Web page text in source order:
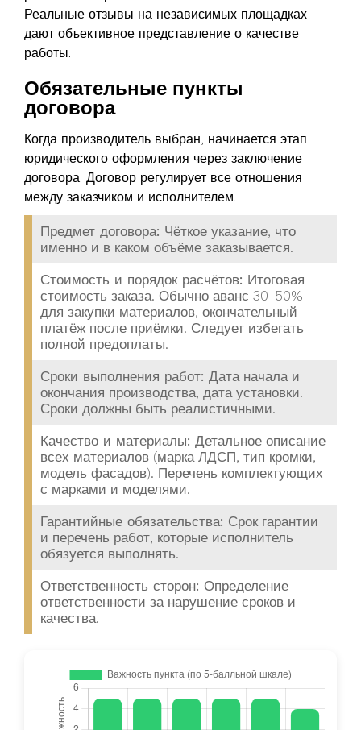
Реальные отзывы на независимых площадках
дают объективное представление о качестве
работы.
Обязательные пункты
договора
Когда производитель выбран, начинается этап
юридического оформления через заключение
договора. Договор регулирует все отношения
между заказчиком и исполнителем.
Предмет договора: Чёткое указание, что
именно и в каком объёме заказывается.
Стоимость и порядок расчётов: Итоговая
стоимость заказа. Обычно аванс 30-50%
для закупки материалов, окончательный
платёж после приёмки. Следует избегать
полной предоплаты.
Сроки выполнения работ: Дата начала и
окончания производства, дата установки.
Сроки должны быть реалистичными.
Качество и материалы: Детальное описание
всех материалов (марка ЛДСП, тип кромки,
модель фасадов). Перечень комплектующих
с марками и моделями.
Гарантийные обязательства: Срок гарантии
и перечень работ, которые исполнитель
обязуется выполнять.
Ответственность сторон: Определение
ответственности за нарушение сроков и
качества.